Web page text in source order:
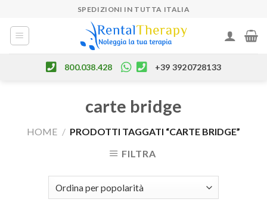
content
SPEDIZIONI IN TUTTA ITALIA
800.038.428 +39 3920728133
carte bridge
HOME / PRODOTTI TAGGATI “CARTE BRIDGE”
FILTRA